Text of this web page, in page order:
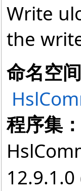
Write
the
命名空
程序集：